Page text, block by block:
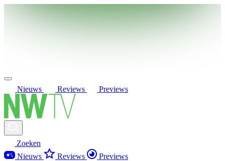
Nieuws Reviews Previews
Zoeken
Nieuws
Reviews Previews